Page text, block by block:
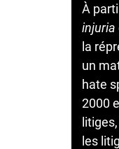
À
injuria
la
un
hate
2000
les